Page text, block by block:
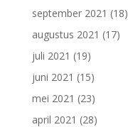
september 2021 (18)
augustus 2021 (17)
juli 2021 (19)
juni 2021 (15)
mei 2021 (23)
april 2021 (28)